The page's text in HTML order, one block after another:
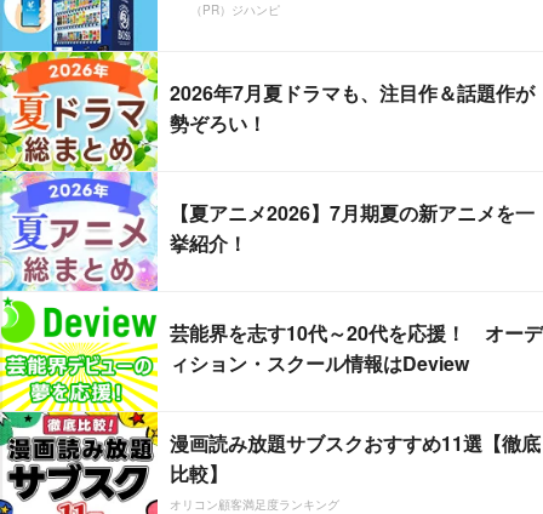
（PR）ジハンピ
2026年7月夏ドラマも、注目作＆話題作が
勢ぞろい！
【夏アニメ2026】7月期夏の新アニメを一
挙紹介！
芸能界を志す10代～20代を応援！ オーデ
ィション・スクール情報はDeview
漫画読み放題サブスクおすすめ11選【徹底
比較】
オリコン顧客満足度ランキング